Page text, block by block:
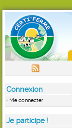
Connexion
Me connecter
Je participe !